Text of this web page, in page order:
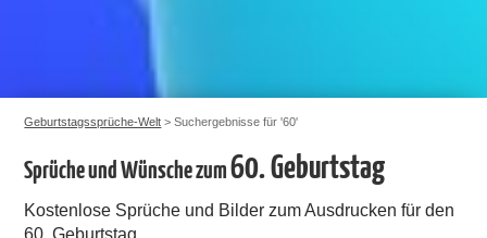
Geburtstagssprüche-Welt > Suchergebnisse für '60'
Sprüche und Wünsche zum60. Geburtstag
Kostenlose Sprüche und Bilder zum Ausdrucken für den